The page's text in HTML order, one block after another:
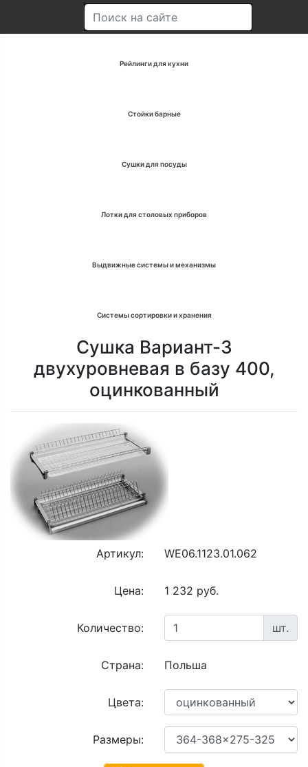
Рейлинги для кухни
Стойки барные
Сушки для посуды
Лотки для столовых приборов
Выдвижные системы и механизмы
Системы сортировки и хранения
Сушка Вариант-3
двухуровневая в базу 400,
оцинкованный
Артикул: WE06.1123.01.062
Цена: 1 232 руб.
Количество: шт.
Страна: Польша
Цвета:
Размеры: